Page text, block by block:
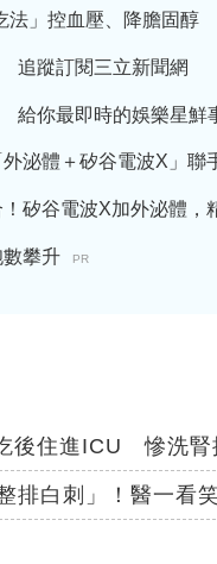
法」控血壓、降膽固醇
追蹤訂閱三立新聞網
給你最即時的娛樂星鮮
泌體＋矽谷電波X」聯
矽谷電波X加外泌體，
攀升 PR
後住進ICU 慘洗腎
排白刺」！醫一看